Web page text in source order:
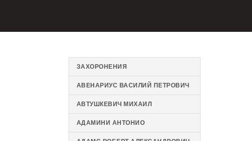
ЗАХОРОНЕНИЯ
АВЕНАРИУС ВАСИЛИЙ ПЕТРОВИЧ
АВТУШКЕВИЧ МИХАИЛ
АДАМИНИ АНТОНИО